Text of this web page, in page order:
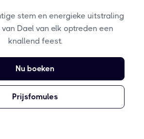
stem en energieke uitstraling
Dael van elk optreden een
knallend feest.
Nu boeken
Prijsfomules